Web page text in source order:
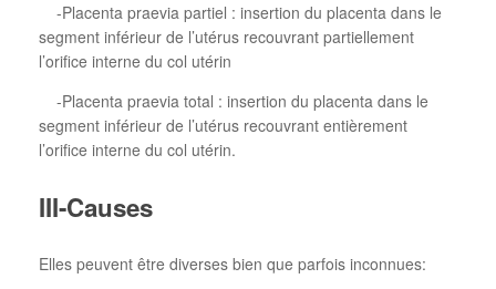
-Placenta praevia partiel : insertion du placenta dans le
segment inférieur de l’utérus recouvrant partiellement
l’orifice interne du col utérin
-Placenta praevia total : insertion du placenta dans le
segment inférieur de l’utérus recouvrant entièrement
l’orifice interne du col utérin.
III-Causes
Elles peuvent être diverses bien que parfois inconnues: